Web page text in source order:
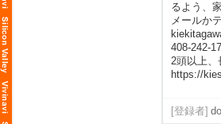
るよう、
メールか
408-242-
2頭以上、
https://
[登録者]